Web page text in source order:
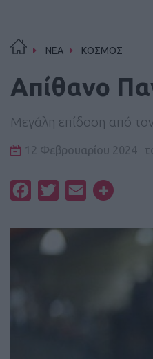
ΝΕΑ ΚΟΣΜΟΣ
Απίθανο
Μεγάλη επίδοση από
12 Φεβρουαρίου 2024
FacebookTwitterEmail